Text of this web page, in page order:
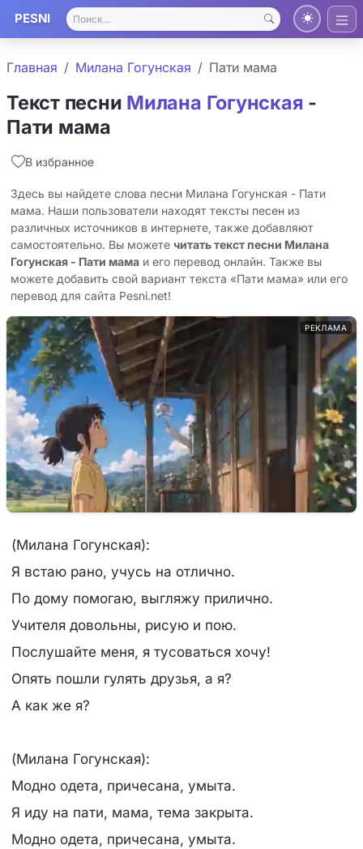
PESNI
Главная Милана Гогунская Пати мама
Текст песни Милана Гогунская -
Пати мама
В избранное
Здесь вы найдете слова песни Милана Гогунская - Пати
мама. Наши пользователи находят тексты песен из
различных источников в интернете, также добавляют
самостоятельно. Вы можете читать текст песни Милана
Гогунская - Пати мама и его перевод онлайн. Также вы
можете добавить свой вариант текста «Пати мама» или его
перевод для сайта Pesni.net!
РЕКЛАМА
(Милана Гогунская):
Я встаю рано, учусь на отлично.
По дому помогаю, выгляжу прилично.
Учителя довольны, рисую и пою.
Послушайте меня, я тусоваться хочу!
Опять пошли гулять друзья, а я?
А как же я?
(Милана Гогунская):
Модно одета, причесана, умыта.
Я иду на пати, мама, тема закрыта.
Модно одета, причесана, умыта.